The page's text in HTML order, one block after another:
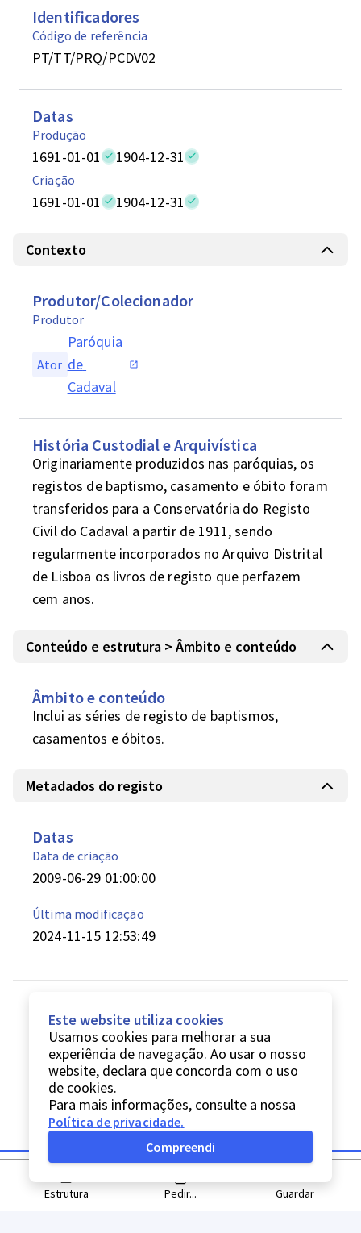
Identificadores
Código de referência
PT/TT/PRQ/PCDV02
Datas
Produção
1691-01-01 1904-12-31
Criação
1691-01-01 1904-12-31
Contexto
Produtor/Colecionador
Produtor
Ator
Paróquia
de
Cadaval
História Custodial e Arquivística
Originariamente produzidos nas paróquias, os
registos de baptismo, casamento e óbito foram
transferidos para a Conservatória do Registo
Civil do Cadaval a partir de 1911, sendo
regularmente incorporados no Arquivo Distrital
de Lisboa os livros de registo que perfazem
cem anos.
Conteúdo e estrutura > Âmbito e conteúdo
Âmbito e conteúdo
Inclui as séries de registo de baptismos,
casamentos e óbitos.
Metadados do registo
Datas
Data de criação
2009-06-29 01:00:00
Última modificação
2024-11-15 12:53:49
Estrutura Pedir... Guardar
Este website utiliza cookies
Usamos cookies para melhorar a sua
experiência de navegação. Ao usar o nosso
website, declara que concorda com o uso
de cookies.
Para mais informações, consulte a nossa
Política de privacidade.
Compreendi